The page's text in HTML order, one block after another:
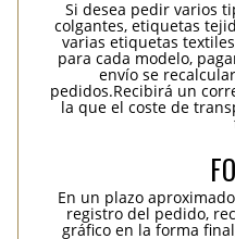
Si desea pedir varios
colgantes, etiquetas
varias etiquetas
para cada modelo,
envío se
pedidos.Recibirá un
la que el coste de
En un plazo
registro del pedido,
gráfico en la forma